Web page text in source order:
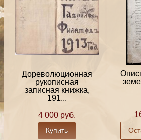
Дореволюционная
рукописная
записная книжка,
191...
4 000 руб.
Купить